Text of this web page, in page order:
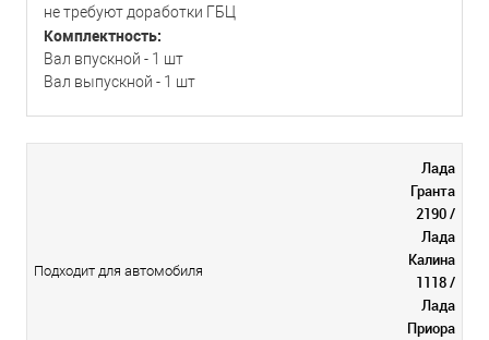
не требуют доработки ГБЦ
Комплектность:
Вал впускной - 1 шт
Вал выпускной - 1 шт
Подходит для автомобиля
Лада
Гранта
2190 /
Лада
Калина
1118 /
Лада
Приора